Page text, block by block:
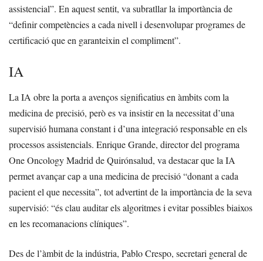
assistencial”. En aquest sentit, va subratllar la importància de
“definir competències a cada nivell i desenvolupar programes de
certificació que en garanteixin el compliment”.
IA
La IA obre la porta a avenços significatius en àmbits com la
medicina de precisió, però es va insistir en la necessitat d’una
supervisió humana constant i d’una integració responsable en els
processos assistencials. Enrique Grande, director del programa
One Oncology Madrid de Quirónsalud, va destacar que la IA
permet avançar cap a una medicina de precisió “donant a cada
pacient el que necessita”, tot advertint de la importància de la seva
supervisió: “és clau auditar els algoritmes i evitar possibles biaixos
en les recomanacions clíniques”.
Des de l’àmbit de la indústria, Pablo Crespo, secretari general de